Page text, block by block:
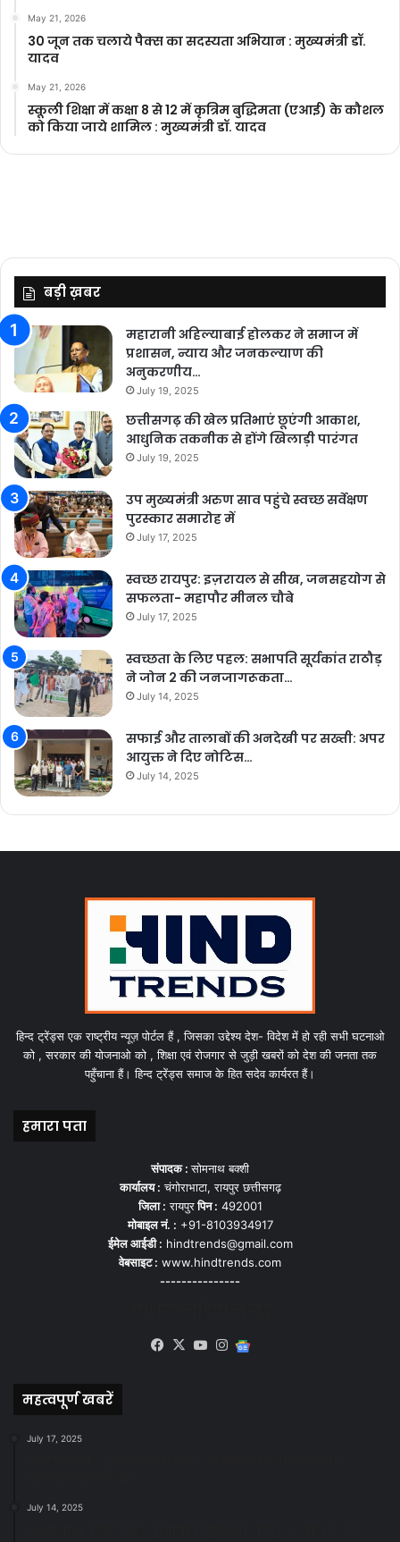
May 21, 2026
30 जून तक चलाये पैक्स का सदस्यता अभियान : मुख्यमंत्री डॉ.
यादव
May 21, 2026
स्कूली शिक्षा में कक्षा 8 से 12 में कृ‍त्रिम बुद्धिमता (एआई) के कौशल
को किया जाये शामिल : मुख्यमंत्री डॉ. यादव
बड़ी ख़बर
महारानी अहिल्याबाई होलकर ने समाज में
प्रशासन, न्याय और जनकल्याण की
अनुकरणीय…
July 19, 2025
छत्तीसगढ़ की खेल प्रतिभाएं छूएंगी आकाश,
आधुनिक तकनीक से होंगे खिलाड़ी पारंगत
July 19, 2025
उप मुख्यमंत्री अरुण साव पहुंचे स्वच्छ सर्वेक्षण
पुरस्कार समारोह में
July 17, 2025
स्वच्छ रायपुर: इज़रायल से सीख, जनसहयोग से
सफलता- महापौर मीनल चौबे
July 17, 2025
स्वच्छता के लिए पहल: सभापति सूर्यकांत राठौड़
ने जोन 2 की जनजागरूकता…
July 14, 2025
सफाई और तालाबों की अनदेखी पर सख्ती: अपर
आयुक्त ने दिए नोटिस…
July 14, 2025
हिन्द ट्रेंड्स एक राष्ट्रीय न्यूज़ पोर्टल हैं , जिसका उद्देश्य देश- विदेश में हो रही सभी घटनाओ
को , सरकार की योजनाओ को , शिक्षा एवं रोजगार से जुड़ी खबरों को देश की जनता तक
पहुँचाना हैं। हिन्द ट्रेंड्स समाज के हित सदेव कार्यरत हैं।
हमारा पता
संपादक :सोमनाथ बक्शी
कार्यालय : चंगोराभाटा, रायपुर छत्तीसगढ़
जिला : रायपुरपिन : 492001
मोबाइल नं. : +91-8103934917
ईमेल आईडी : hindtrends@gmail.com
वेबसाइट : www.hindtrends.com
---------------
Facebook
X YouTubeInstagram
महत्वपूर्ण खबरें
July 17, 2025
July 14, 2025